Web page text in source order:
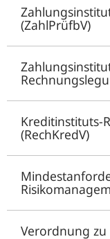
(ZahlPrüfbV)
Kreditinstituts-
(RechKredV)
Verordnung